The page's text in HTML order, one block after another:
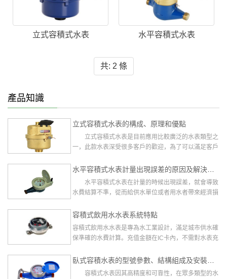
立式容積式水表 水平容積式水表
共: 2 條
產品知識
立式容積式水表的構成、原理和優點
立式容積式水表是目前應用比較廣泛的水表類型之
一，此款水表深受很多客戶的歡迎，為了可以滿足客戶
水平容積式水表計量出現誤差的原因及解決方法
水平容積式水表在計量的時候出現誤差，就會導致
水費結算不準，從而給供水單位或者用水者帶來經濟損
容積式飲用水水表系統特點
容積式飲用水水表是專為水工業設計，滿足城市供水確
保準確的水費計算。充值金額在IC卡內，不需對水表充
臥式容積水表的型號參數、結構組成及安裝方法
容積式水表因其高精度和可靠性，在眾多類型的水